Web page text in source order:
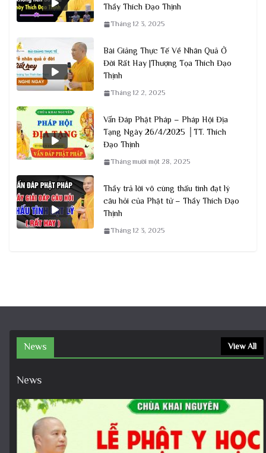
Thầy Thích Đạo Thịnh
Tháng 12 3, 2025
Bài Giảng Thực Tế Về Nhân Quả Ở
Đời Rất Hay |Thượng Tọa Thích Đạo
Thịnh
Tháng 12 2, 2025
Vấn Đáp Phật Pháp – Pháp Hội Địa
Tạng Ngày 26/4/2025 │TT. Thích
Đạo Thịnh
Tháng mười một 28, 2025
Thầy trả lời vô cùng thấu tình đạt lý
câu hỏi của Phật tử – Thầy Thích Đạo
Thịnh
Tháng 12 3, 2025
News View All
News